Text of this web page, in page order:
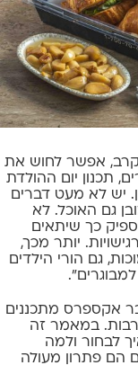
אפשר לחוש את
תכנון יום ההולדת
יש לא מעט דברים
גם האוכל. לא
כך שיתאים
יותר מכך,
גם הורי הילדים
בר אקספרס מתכננים
רבות. במאמר זה
לבחור ולמה
הם פתרון מעולה